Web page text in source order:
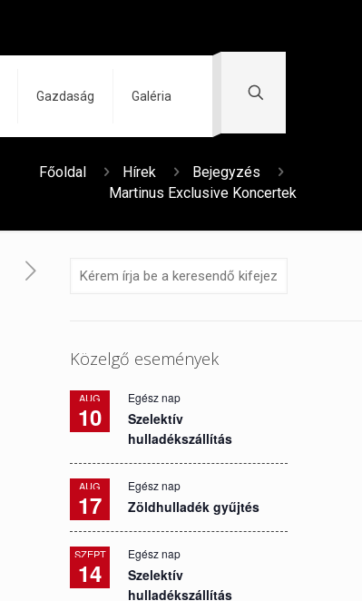
Gazdaság Galéria
Főoldal Hírek
Bejegyzés
Martinus Exclusive Koncertek
Közelgő események
AUG
10
Egész nap
Szelektív
hulladékszállítás
AUG
17
Egész nap
Zöldhulladék gyűjtés
SZEPT
14
Egész nap
Szelektív
hulladékszállítás